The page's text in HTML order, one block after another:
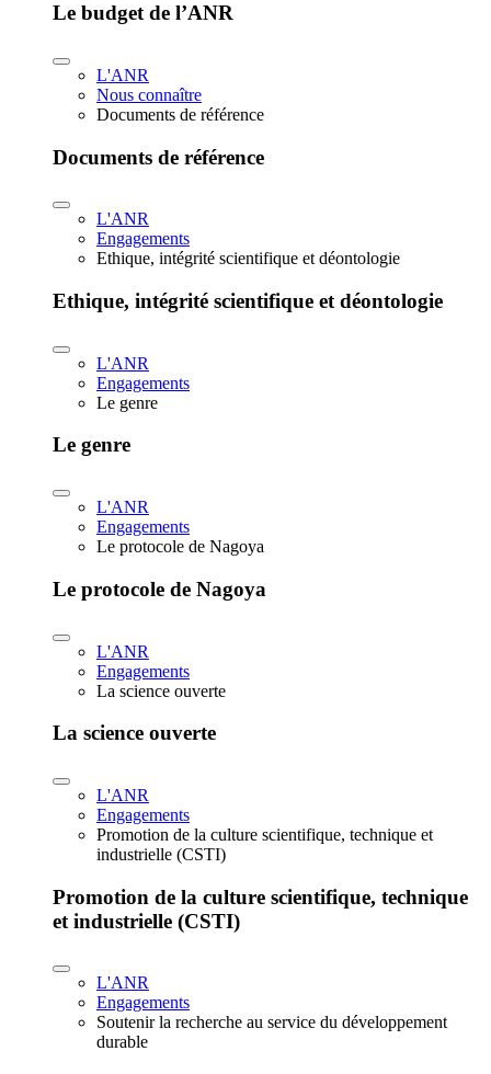
Le budget de l’ANR
L'ANR
Nous connaître
Documents de référence
Documents de référence
L'ANR
Engagements
Ethique, intégrité scientifique et déontologie
Ethique, intégrité scientifique et déontologie
L'ANR
Engagements
Le genre
Le genre
L'ANR
Engagements
Le protocole de Nagoya
Le protocole de Nagoya
L'ANR
Engagements
La science ouverte
La science ouverte
L'ANR
Engagements
Promotion de la culture scientifique, technique et
industrielle (CSTI)
Promotion de la culture scientifique, technique
et industrielle (CSTI)
L'ANR
Engagements
Soutenir la recherche au service du développement
durable